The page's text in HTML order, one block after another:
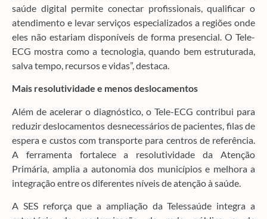
saúde digital permite conectar profissionais, qualificar o
atendimento e levar serviços especializados a regiões onde
eles não estariam disponíveis de forma presencial. O Tele-
ECG mostra como a tecnologia, quando bem estruturada,
salva tempo, recursos e vidas”, destaca.
Mais resolutividade e menos deslocamentos
Além de acelerar o diagnóstico, o Tele-ECG contribui para
reduzir deslocamentos desnecessários de pacientes, filas de
espera e custos com transporte para centros de referência.
A ferramenta fortalece a resolutividade da Atenção
Primária, amplia a autonomia dos municípios e melhora a
integração entre os diferentes níveis de atenção à saúde.
A SES reforça que a ampliação da Telessaúde integra a